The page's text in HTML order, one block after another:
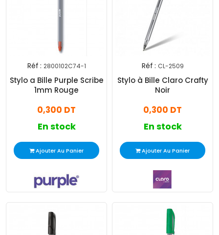
Réf : 2800102C74-1
Stylo a Bille Purple Scribe
1mm Rouge
0,300 DT
En stock
Ajouter Au Panier
Réf : CL-2509
Stylo à Bille Claro Crafty
Noir
0,300 DT
En stock
Ajouter Au Panier